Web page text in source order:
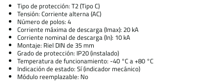
Tipo de protección: T2 (Tipo C)
Tensión: Corriente alterna (AC)
Número de polos: 4
Corriente máxima de descarga (Imax): 20 kA
Corriente nominal de descarga (In): 10 kA
Montaje: Riel DIN de 35 mm
Grado de protección: IP20 (instalado)
Temperatura de funcionamiento: -40 °C a +80 °C
Indicación de estado: Sí (indicador mecánico)
Módulo reemplazable: No